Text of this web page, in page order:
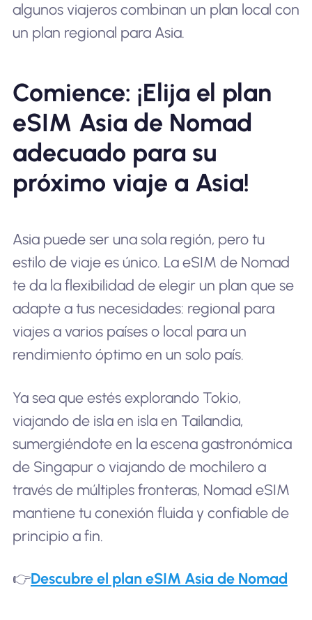
algunos viajeros combinan un plan local con
un plan regional para Asia.
Comience: ¡Elija el plan
eSIM Asia de Nomad
adecuado para su
próximo viaje a Asia!
Asia puede ser una sola región, pero tu
estilo de viaje es único. La eSIM de Nomad
te da la flexibilidad de elegir un plan que se
adapte a tus necesidades: regional para
viajes a varios países o local para un
rendimiento óptimo en un solo país.
Ya sea que estés explorando Tokio,
viajando de isla en isla en Tailandia,
sumergiéndote en la escena gastronómica
de Singapur o viajando de mochilero a
través de múltiples fronteras, Nomad eSIM
mantiene tu conexión fluida y confiable de
principio a fin.
👉Descubre el plan eSIM Asia de Nomad